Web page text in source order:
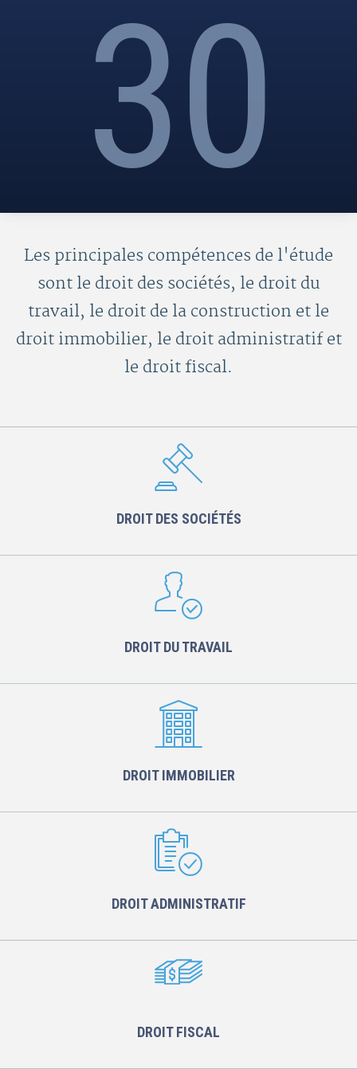
30
Les principales compétences de l'étude
sont le droit des sociétés, le droit du
travail, le droit de la construction et le
droit immobilier, le droit administratif et
le droit fiscal.
DROIT DES SOCIÉTÉS
DROIT DU TRAVAIL
DROIT IMMOBILIER
DROIT ADMINISTRATIF
DROIT FISCAL